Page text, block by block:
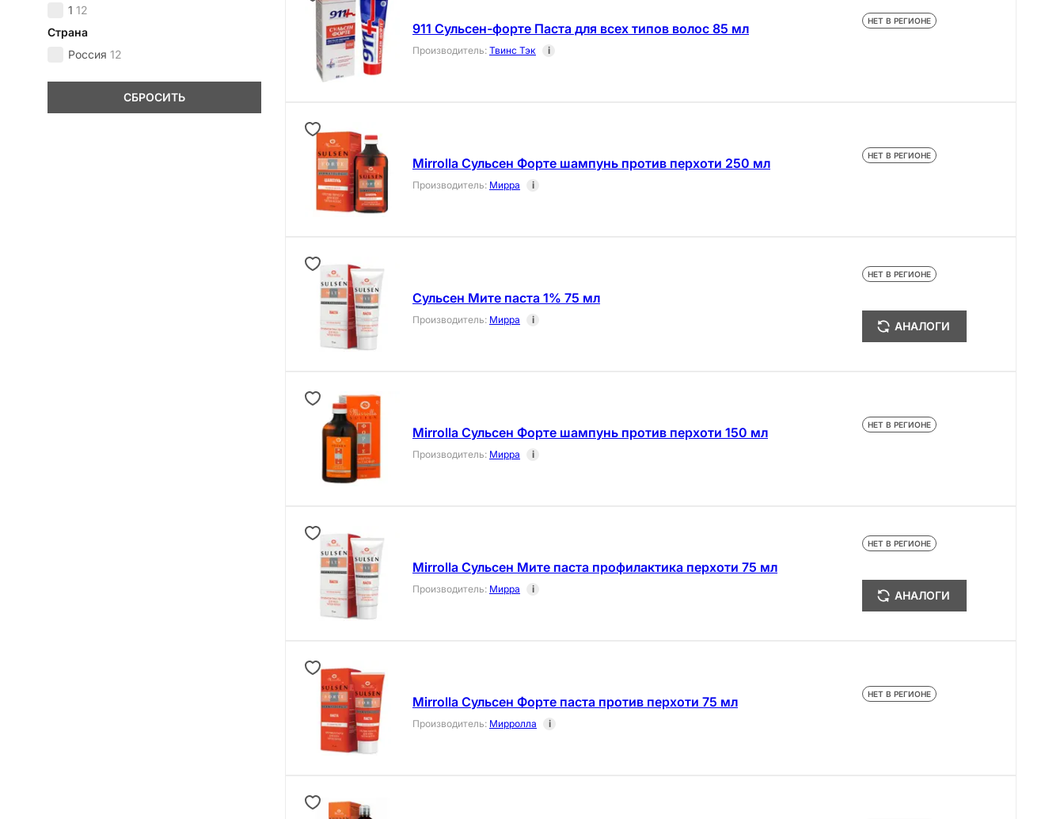
1 12
Страна
Россия 12
СБРОСИТЬ
911 Сульсен-форте Паста для всех типов волос 85 мл
Производитель: Твинс Тэк i
НЕТ В РЕГИОНЕ
Mirrolla Сульсен Форте шампунь против перхоти 250 мл
Производитель: Мирра i
НЕТ В РЕГИОНЕ
Сульсен Мите паста 1% 75 мл
Производитель: Мирра i
НЕТ В РЕГИОНЕ
АНАЛОГИ
Mirrolla Сульсен Форте шампунь против перхоти 150 мл
Производитель: Мирра i
НЕТ В РЕГИОНЕ
Mirrolla Сульсен Мите паста профилактика перхоти 75 мл
Производитель: Мирра i
НЕТ В РЕГИОНЕ
АНАЛОГИ
Mirrolla Сульсен Форте паста против перхоти 75 мл
Производитель: Мирролла i
НЕТ В РЕГИОНЕ